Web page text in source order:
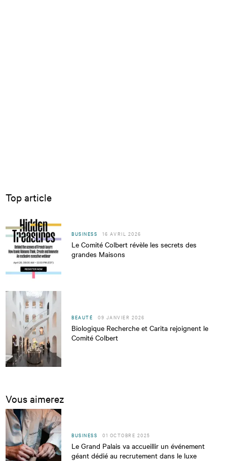
Top article
BUSINESS 16 AVRIL 2026
Le Comité Colbert révèle les secrets des
grandes Maisons
BEAUTÉ 09 JANVIER 2026
Biologique Recherche et Carita rejoignent le
Comité Colbert
Vous aimerez
BUSINESS 01 OCTOBRE 2025
Le Grand Palais va accueillir un événement
géant dédié au recrutement dans le luxe